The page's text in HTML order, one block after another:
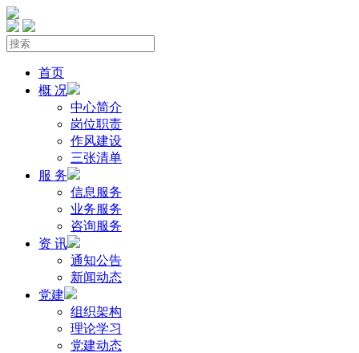
首页
概 况
中心简介
岗位职责
作风建设
三张清单
服 务
信息服务
业务服务
咨询服务
资 讯
通知公告
新闻动态
党建
组织架构
理论学习
党建动态